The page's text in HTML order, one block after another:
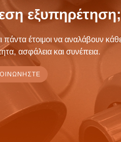
εξυπηρέτηση;
έτοιμοι να αναλάβουν
ασφάλεια και συνέπεια.